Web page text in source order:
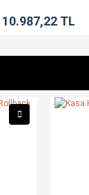
10.987,22 TL